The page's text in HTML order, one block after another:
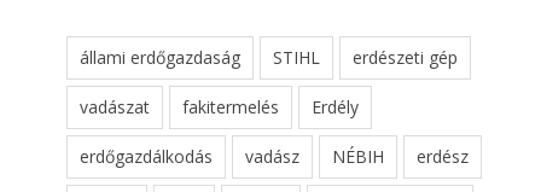
állami erdőgazdaság STIHL erdészeti gép
vadászat fakitermelés Erdély
erdőgazdálkodás vadász NÉBIH erdész